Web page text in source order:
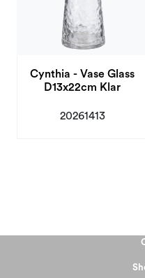
Cynthia - Vase Glass
D13x22cm Klar
20261413